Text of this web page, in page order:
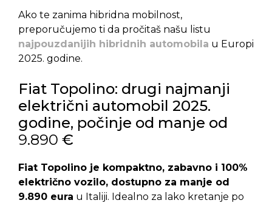
Ako te zanima hibridna mobilnost,
preporučujemo ti da pročitaš našu listu
najpouzdanijih hibridnih automobila u Europi
2025. godine.
Fiat Topolino: drugi najmanji
električni automobil 2025.
godine, počinje od manje od
9.890 €
Fiat Topolino je kompaktno, zabavno i 100%
električno vozilo, dostupno za manje od
9.890 eura u Italiji. Idealno za lako kretanje po